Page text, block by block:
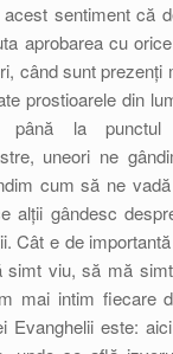
sentiment că
aprobarea cu
când sunt prezenți
prostioarele din
până la
uneori ne
cum să ne
alții gândesc
Cât e de
viu, să mă
mai intim fiecare
Evanghelii este: